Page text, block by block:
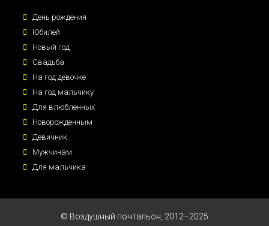
День рождения
Юбилей
Новый год
Свадьба
На год девочке
На год мальчику
Для влюбленных
Новорожденным
Девичник
Мужчинам
Для мальчика
© Воздушный почтальон, 2012–2025